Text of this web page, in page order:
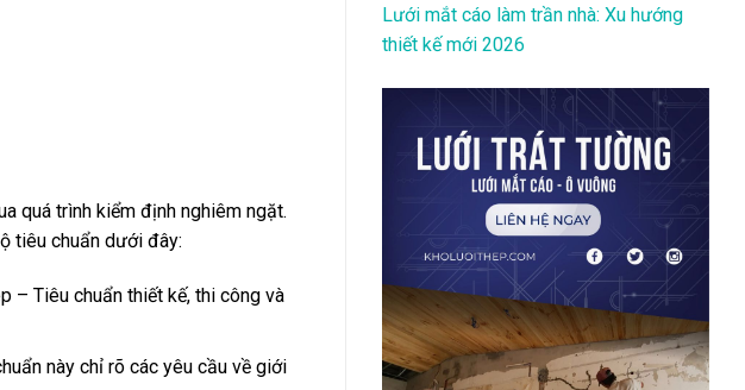
quá trình kiểm định nghiêm ngặt.
tiêu chuẩn dưới đây:
– Tiêu chuẩn thiết kế, thi công và
này chỉ rõ các yêu cầu về giới
Lưới mắt cáo làm trần nhà: Xu hướng
thiết kế mới 2026